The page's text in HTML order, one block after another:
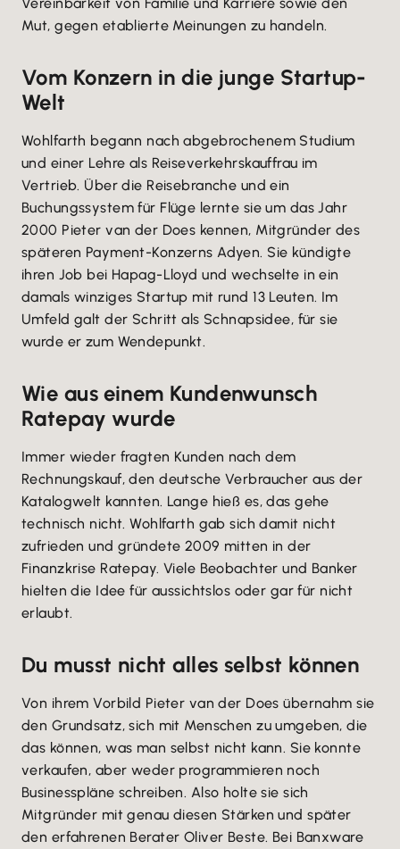
Mut, gegen etablierte Meinungen zu handeln.
Vom Konzern in die junge Startup-
Welt
Wohlfarth begann nach abgebrochenem Studium
und einer Lehre als Reiseverkehrskauffrau im
Vertrieb. Über die Reisebranche und ein
Buchungssystem für Flüge lernte sie um das Jahr
2000 Pieter van der Does kennen, Mitgründer des
späteren Payment-Konzerns Adyen. Sie kündigte
ihren Job bei Hapag-Lloyd und wechselte in ein
damals winziges Startup mit rund 13 Leuten. Im
Umfeld galt der Schritt als Schnapsidee, für sie
wurde er zum Wendepunkt.
Wie aus einem Kundenwunsch
Ratepay wurde
Immer wieder fragten Kunden nach dem
Rechnungskauf, den deutsche Verbraucher aus der
Katalogwelt kannten. Lange hieß es, das gehe
technisch nicht. Wohlfarth gab sich damit nicht
zufrieden und gründete 2009 mitten in der
Finanzkrise Ratepay. Viele Beobachter und Banker
hielten die Idee für aussichtslos oder gar für nicht
erlaubt.
Du musst nicht alles selbst können
Von ihrem Vorbild Pieter van der Does übernahm sie
den Grundsatz, sich mit Menschen zu umgeben, die
das können, was man selbst nicht kann. Sie konnte
verkaufen, aber weder programmieren noch
Businesspläne schreiben. Also holte sie sich
Mitgründer mit genau diesen Stärken und später
den erfahrenen Berater Oliver Beste. Bei Banxware